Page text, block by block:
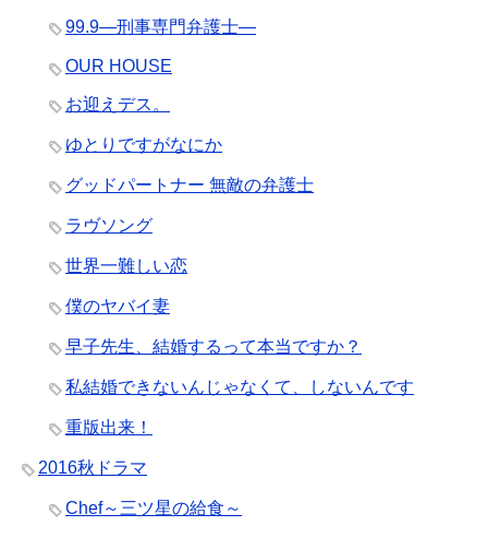
99.9―刑事専門弁護士―
OUR HOUSE
お迎えデス。
ゆとりですがなにか
グッドパートナー 無敵の弁護士
ラヴソング
世界一難しい恋
僕のヤバイ妻
早子先生、結婚するって本当ですか？
私結婚できないんじゃなくて、しないんです
重版出来！
2016秋ドラマ
Chef～三ツ星の給食～